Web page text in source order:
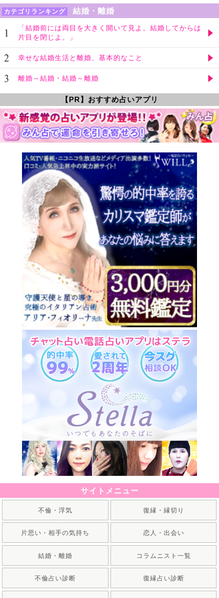
カテゴリランキング 結婚・離婚
「結婚前には両目を大きく開いて見よ。結婚してからは
片目を閉じよ。」
幸せな結婚生活と離婚、基本的なこと
離婚～結婚・結婚～離婚
【PR】おすすめ占いアプリ
サイトメニュー
不倫・浮気 復縁・縁切り
片思い・相手の気持ち 恋人・出会い
結婚・離婚 コラムニスト一覧
不倫占い診断 復縁占い診断